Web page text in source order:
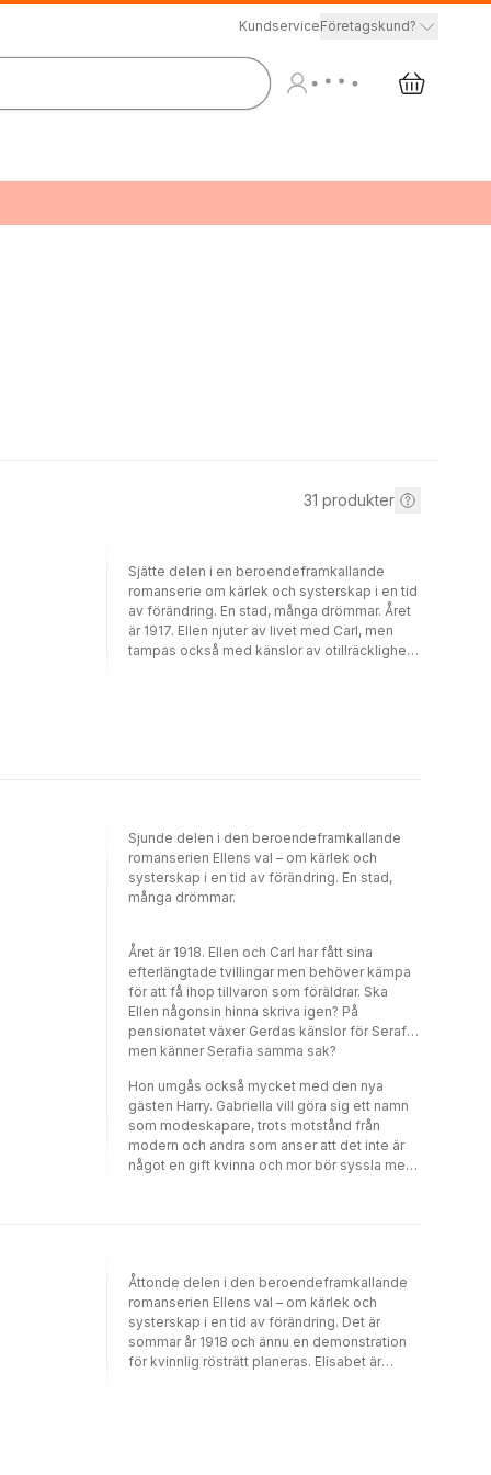
KundserviceFöretagskund?
31 produkter
Sjätte delen i en beroendeframkallande
romanserie om kärlek och systerskap i en tid
av förändring. En stad, många drömmar. Året
är 1917. Ellen njuter av livet med Carl, men
tampas också med känslor av otillräcklighet.
längtan efter mer än bara familjeliv. I takt med
att Ellen och hennes vänner ifrågasätter
konservativa traditioner uppdagas nya
möjligheter, situationer och livsval. Samtidigt
längtan som kan vara både brinnande och
alldeles förbjuden.
Sjunde delen i den beroendeframkallande
romanserien Ellens val – om kärlek och
systerskap i en tid av förändring. En stad,
många drömmar.
Året är 1918. Ellen och Carl har fått sina
efterlängtade tvillingar men behöver kämpa
för att få ihop tillvaron som föräldrar. Ska
Ellen någonsin hinna skriva igen? På
pensionatet växer Gerdas känslor för Serafia,
men känner Serafia samma sak?
Hon umgås också mycket med den nya
gästen Harry. Gabriella vill göra sig ett namn
som modeskapare, trots motstånd från
modern och andra som anser att det inte är
något en gift kvinna och mor bör syssla med.
allt, inte bara för Gabriella utan för många fler
Åttonde delen i den beroendeframkallande
romanserien Ellens val – om kärlek och
systerskap i en tid av förändring. Det är
sommar år 1918 och ännu en demonstration
för kvinnlig rösträtt planeras. Elisabet är